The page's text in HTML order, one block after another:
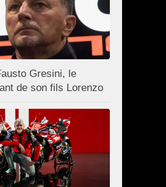
Gresini, le
de son fils Lorenzo